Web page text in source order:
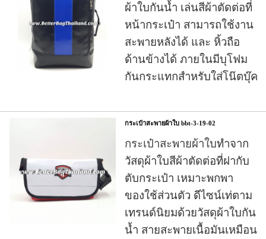
ผ้าใบกันน้ำ เล่นสีผ้าตัดต่อที่
หน้ากระเป๋า สามารถใช้งาน
สะพายหลังได้ และ หิ้วถือ
ด้านข้างได้ ภายในมีบุโฟม
กันกระแทกสำหรับใส่โน๊ตบุ๊ค
กระเป๋าสะพายผ้าใบ bbt-3-19-02
กระเป๋าสะพายผ้าใบทำจาก
วัสดุผ้าใบสีผ้าตัดต่อที่ฝากับ
ตับกระเป๋า เหมาะพกพา
ของใช้ส่วนตัว ดีไซน์เท่ตาม
เทรนด์นิยมด้วยวัสดุผ้าใบกัน
น้ำ สายสะพายเนื้อมันเหมือน